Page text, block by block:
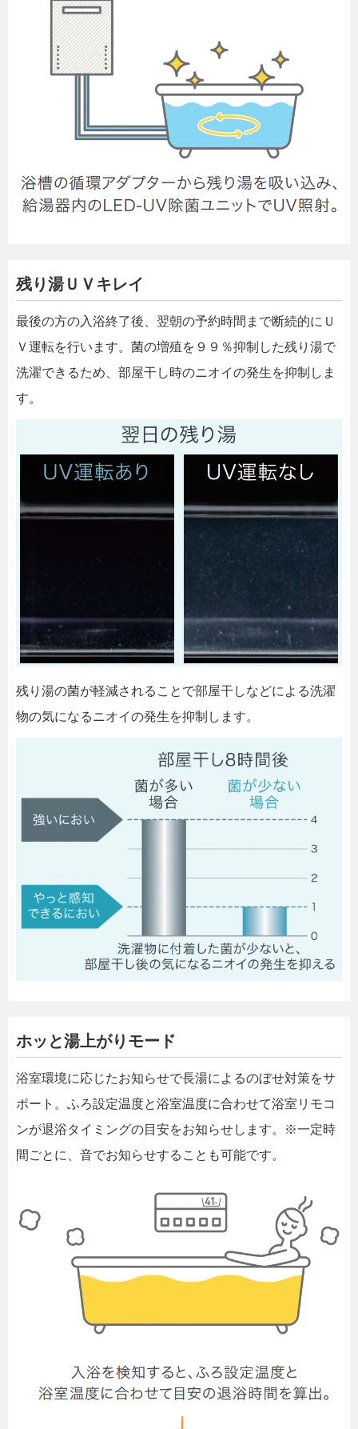
残り湯ＵＶキレイ
最後の方の入浴終了後、翌朝の予約時間まで断続的にＵ
Ｖ運転を行います。菌の増殖を９９％抑制した残り湯で
洗濯できるため、部屋干し時のニオイの発生を抑制しま
す。
残り湯の菌が軽減されることで部屋干しなどによる洗濯
物の気になるニオイの発生を抑制します。
ホッと湯上がりモード
浴室環境に応じたお知らせで長湯によるのぼせ対策をサ
ポート。ふろ設定温度と浴室温度に合わせて浴室リモコ
ンが退浴タイミングの目安をお知らせします。※一定時
間ごとに、音でお知らせすることも可能です。